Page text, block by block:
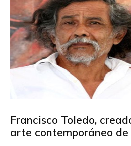
Francisco Toledo,
arte contemporáneo de